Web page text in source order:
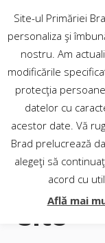
Site-ul
site
Site-ul Primăriei
personaliza şi
nostru. Am
modificările
protecţia
datelor cu
acestor date. Vă
Brad prelucrează
alegeţi să
acord cu
Află mai